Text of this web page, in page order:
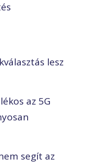
lesz
az 5G
segít az